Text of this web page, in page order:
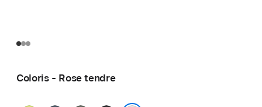
Coloris - Rose tendre